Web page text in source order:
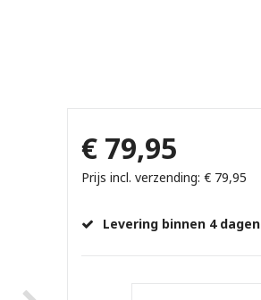
€ 79,95
Prijs incl. verzending: € 79,95
Levering binnen 4 dagen